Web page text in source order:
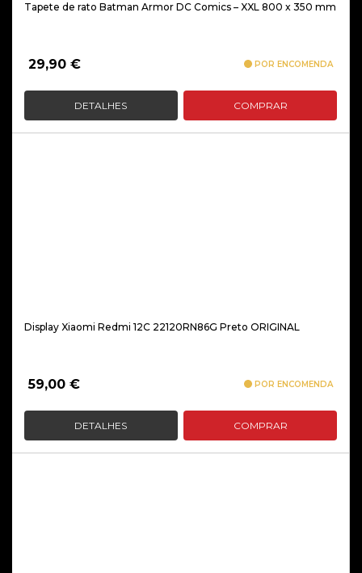
Tapete de rato Batman Armor DC Comics – XXL 800 x 350 mm
29,90 € POR ENCOMENDA
DETALHES COMPRAR
Display Xiaomi Redmi 12C 22120RN86G Preto ORIGINAL
59,00 € POR ENCOMENDA
DETALHES COMPRAR